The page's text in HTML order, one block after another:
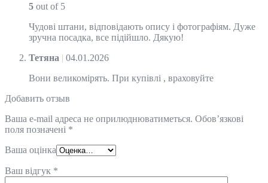
5 out of 5
Чудові штани, відповідають опису і фотографіям. Дуже
зручна посадка, все підійшло. Дякую!
Тетяна | 04.01.2026
Вони великомірять. При купівлі , враховуйте
Добавить отзыв
Ваша e-mail адреса не оприлюднюватиметься. Обов’язкові
поля позначені *
Ваша оцінка
Ваш відгук *